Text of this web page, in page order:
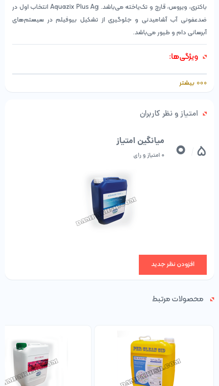
باکتری، ویروس، قارچ و تک­‌یاخته می­‌باشد. Aquazix Plus Ag انتخاب اول در
ضدعفونی آب آشامیدنی و جلوگیری از تشکیل بیوفیلم در سیستم­‌های
آبرسانی دام و طیور می­‌باشد.
ویژگی‌ها:
کاملا پایدار در تمامی مسیر سیستم آب‌رسانی خصوصا در انتهای لوله­‌
های آب‌رسانی
کاهش نیاز به مصرف آنتی‌بیوتیک با از بین بردن باکتری‌­های بیماری­‌زا و
عاری از هرگونه اثرات مخرب زیست محیطی و 100 درصد تجزیه‌پذیر
موثر بر اسپور باکتری و قارچ،کوکسیدیا و پروتوزوآ
دارای سه سال عمر قفسه‌ای
در جای خشک و در دمای کمتر از 25 درجه سانتی‌گراد دور از نور و
جوجه­ کشی
مقادیر توصیه شده)
فعال در محدوده وسیع دما، pH و آب­‌های سخت
از بین برنده­ کلیه اجرام آلی
در هنگام رقیق‌­سازی محلول کنسانتره از دستکش و ماسک استفاده
نموده و از تماس مستقیم محلول کنسانتره با پوست خودداری کنید.
بیشتر
امتیاز و نظر کاربران
5
0 میانگین امتیاز
0 امتیاز و رای
افزودن نظر جدید
محصولات مرتبط